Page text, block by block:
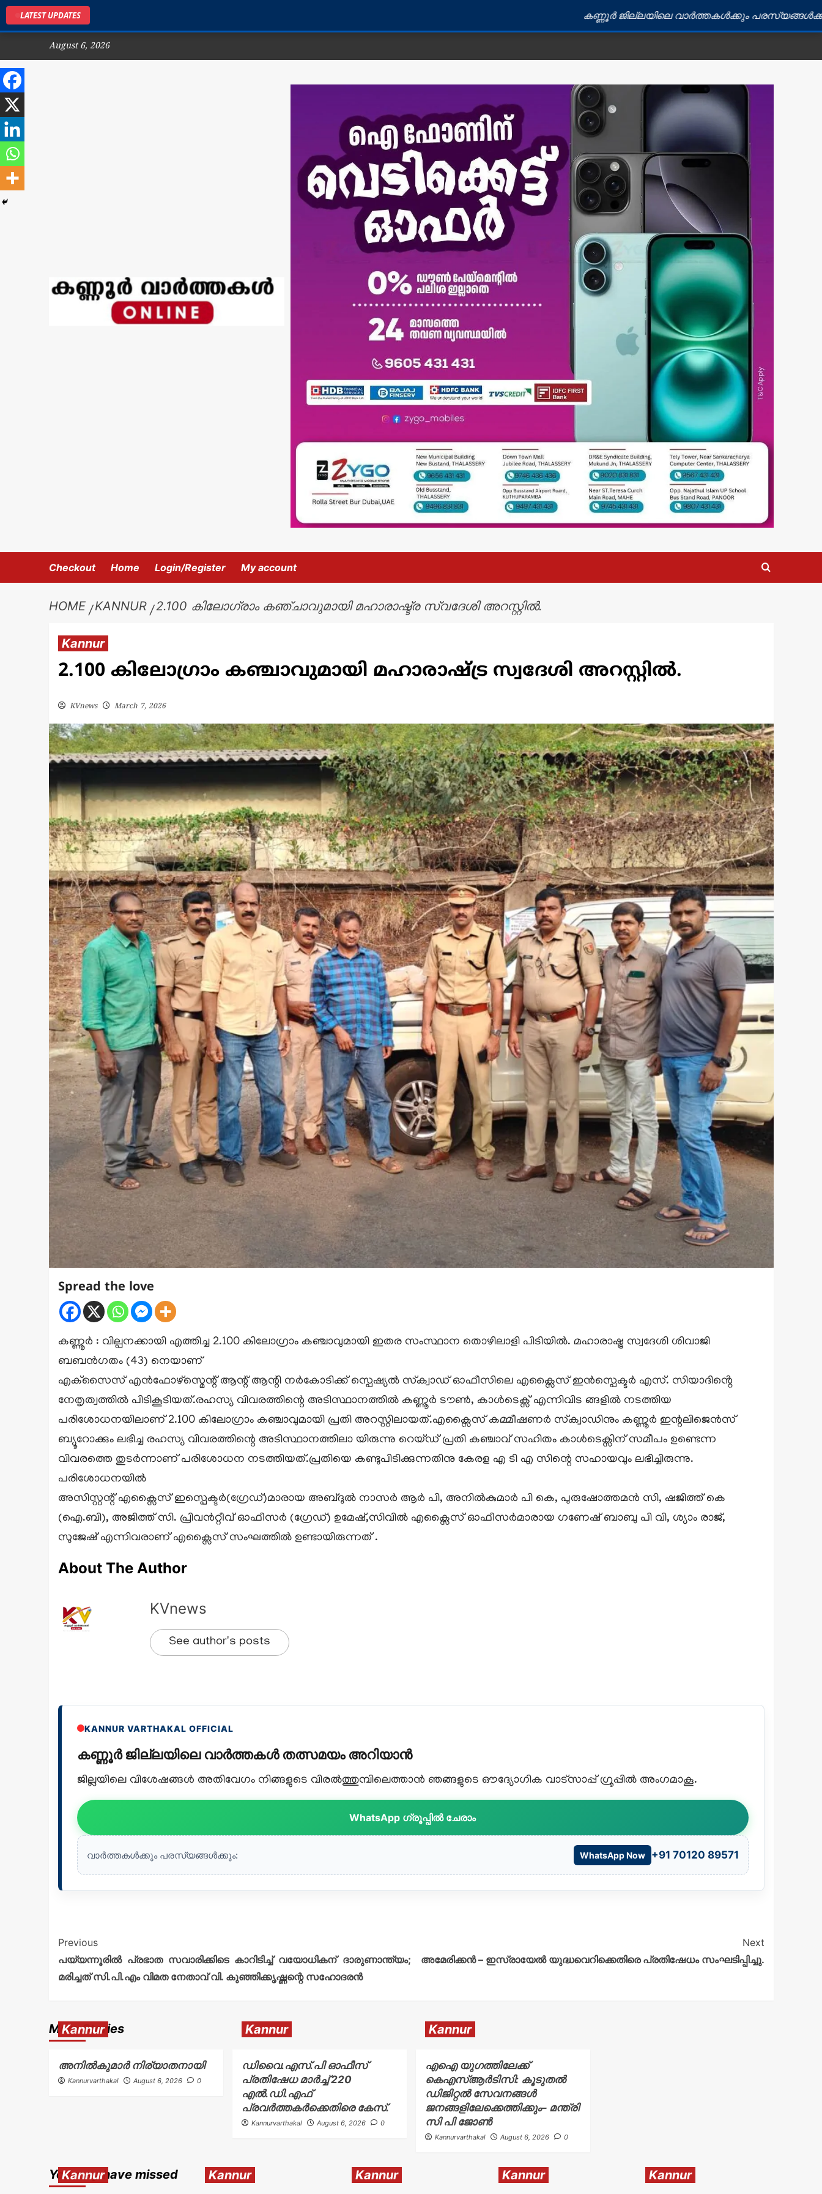
LATEST UPDATES കണ്ണൂർ ജില്ലയിലെ വാർത്തകൾക്കും പരസ്യങ്ങൾക്കും
August 6, 2026
Checkout Home Login/Register My account
HOME KANNUR 2.100 കിലോഗ്രാം കഞ്ചാവുമായി മഹാരാഷ്ട്ര സ്വദേശി അറസ്റ്റിൽ.
Kannur
2.100 കിലോഗ്രാം കഞ്ചാവുമായി മഹാരാഷ്ട്ര സ്വദേശി അറസ്റ്റിൽ.
KVnews March 7, 2026
Spread the love
കണ്ണൂർ : വില്പനക്കായി എത്തിച്ച 2.100 കിലോഗ്രാം കഞ്ചാവുമായി ഇതര സംസ്ഥാന തൊഴിലാളി പിടിയിൽ. മഹാരാഷ്ട്ര സ്വദേശി ശിവാജി
ബബൻഗതം (43) നെയാണ്
എക്‌സൈസ് എൻഫോഴ്സ്മെന്റ് ആന്റ് ആന്റി നർകോടിക്ക് സ്പെഷ്യൽ സ്‌ക്വാഡ് ഓഫീസിലെ എക്സൈസ് ഇൻസ്പെക്ടർ എസ്. സിയാദിൻ്റെ
നേതൃത്വത്തിൽ പിടികൂടിയത്.രഹസ്യ വിവരത്തിന്റെ അടിസ്ഥാനത്തിൽ കണ്ണൂർ ടൗൺ, കാൾടെക്സ് എന്നിവിട ങ്ങളിൽ നടത്തിയ
പരിശോധനയിലാണ് 2.100 കിലോഗ്രാം കഞ്ചാവുമായി പ്രതി അറസ്റ്റിലായത്.എക്സൈസ് കമ്മീഷണർ സ്‌ക്വാഡിനും കണ്ണൂർ ഇന്റലിജെൻസ്
ബ്യൂറോക്കും ലഭിച്ച രഹസ്യ വിവരത്തിന്റെ അടിസ്ഥാനത്തിലാ യിരുന്നു റെയ്ഡ് പ്രതി കഞ്ചാവ് സഹിതം കാൾടെക്സിന് സമീപം ഉണ്ടെന്ന
വിവരത്തെ തുടർന്നാണ് പരിശോധന നടത്തിയത്.പ്രതിയെ കണ്ടുപിടിക്കുന്നതിനു കേരള എ ടി എ സിന്റെ സഹായവും ലഭിച്ചിരുന്നു.
പരിശോധനയിൽ
അസിസ്റ്റന്റ് എക്സൈസ് ഇസ്പെക്ടർ(ഗ്രേഡ്)മാരായ അബ്ദുൽ നാസർ ആർ പി, അനിൽകുമാർ പി കെ, പുരുഷോത്തമൻ സി, ഷജിത്ത് കെ
(ഐ.ബി), അജിത്ത് സി. പ്രിവൻറ്റീവ് ഓഫീസർ (ഗ്രേഡ്) ഉമേഷ്‌,സിവിൽ എക്സൈസ് ഓഫീസർമാരായ ഗണേഷ് ബാബു പി വി, ശ്യാം രാജ്,
സുജേഷ് എന്നിവരാണ് എക്സൈസ് സംഘത്തിൽ ഉണ്ടായിരുന്നത് .
About The Author
KVnews
See author's posts
KANNUR VARTHAKAL OFFICIAL
കണ്ണൂർ ജില്ലയിലെ വാർത്തകൾ തത്സമയം അറിയാൻ
ജില്ലയിലെ വിശേഷങ്ങൾ അതിവേഗം നിങ്ങളുടെ വിരൽത്തുമ്പിലെത്താൻ ഞങ്ങളുടെ ഔദ്യോഗിക വാട്സാപ്പ് ഗ്രൂപ്പിൽ അംഗമാകൂ.
WhatsApp ഗ്രൂപ്പിൽ ചേരാം
വാർത്തകൾക്കും പരസ്യങ്ങൾക്കും: WhatsApp Now +91 70120 89571
Previous
പയ്യന്നൂരിൽ പ്രഭാത സവാരിക്കിടെ കാറിടിച്ച് വയോധികന് ദാരുണാന്ത്യം;
മരിച്ചത് സി.പി.എം വിമത നേതാവ് വി. കുഞ്ഞിക്കൃഷ്ണന്റെ സഹോദരൻ
Next
അമേരിക്കൻ – ഇസ്രായേൽ യുദ്ധവെറിക്കെതിരെ പ്രതിഷേധം സംഘടിപ്പിച്ചു.
More Stories
Kannur
അനിൽകുമാർ നിര്യാതനായി
Kannurvarthakal August 6, 2026 0
Kannur
ഡിവൈ.എസ്.പി ഓഫീസ്
പ്രതിഷേധ മാർച്ച് 220
എൽ.ഡി.എഫ്
പ്രവർത്തകർക്കെതിരെ കേസ്.
Kannurvarthakal August 6, 2026 0
Kannur
എഐ യുഗത്തിലേക്ക്
കെഎസ്ആർടിസി: കൂടുതൽ
ഡിജിറ്റൽ സേവനങ്ങൾ
ജനങ്ങളിലേക്കെത്തിക്കും– മന്ത്രി
സി പി ജോൺ
Kannurvarthakal August 6, 2026 0
You may have missed
Kannur Kannur Kannur Kannur Kannur